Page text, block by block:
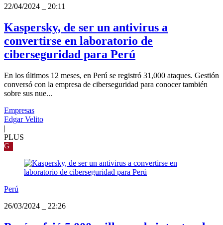
22/04/2024
20:11
Kaspersky, de ser un antivirus a
convertirse en laboratorio de
ciberseguridad para Perú
En los últimos 12 meses, en Perú se registró 31,000 ataques. Gestión
conversó con la empresa de ciberseguridad para conocer también
sobre sus nue...
Empresas
Edgar Velito
|
PLUS
G
Perú
26/03/2024
22:26